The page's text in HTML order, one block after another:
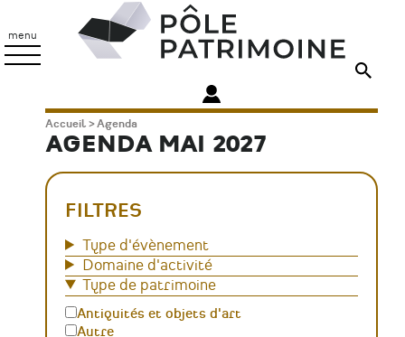
contenu
principal
menu
Patrimoine
Fil
d'Ariane
Accueil Agenda
AGENDA MAI 2027
FILTRES
Type d'évènement
Domaine d'activité
Type de patrimoine
Antiquités et objets d'art
Autre